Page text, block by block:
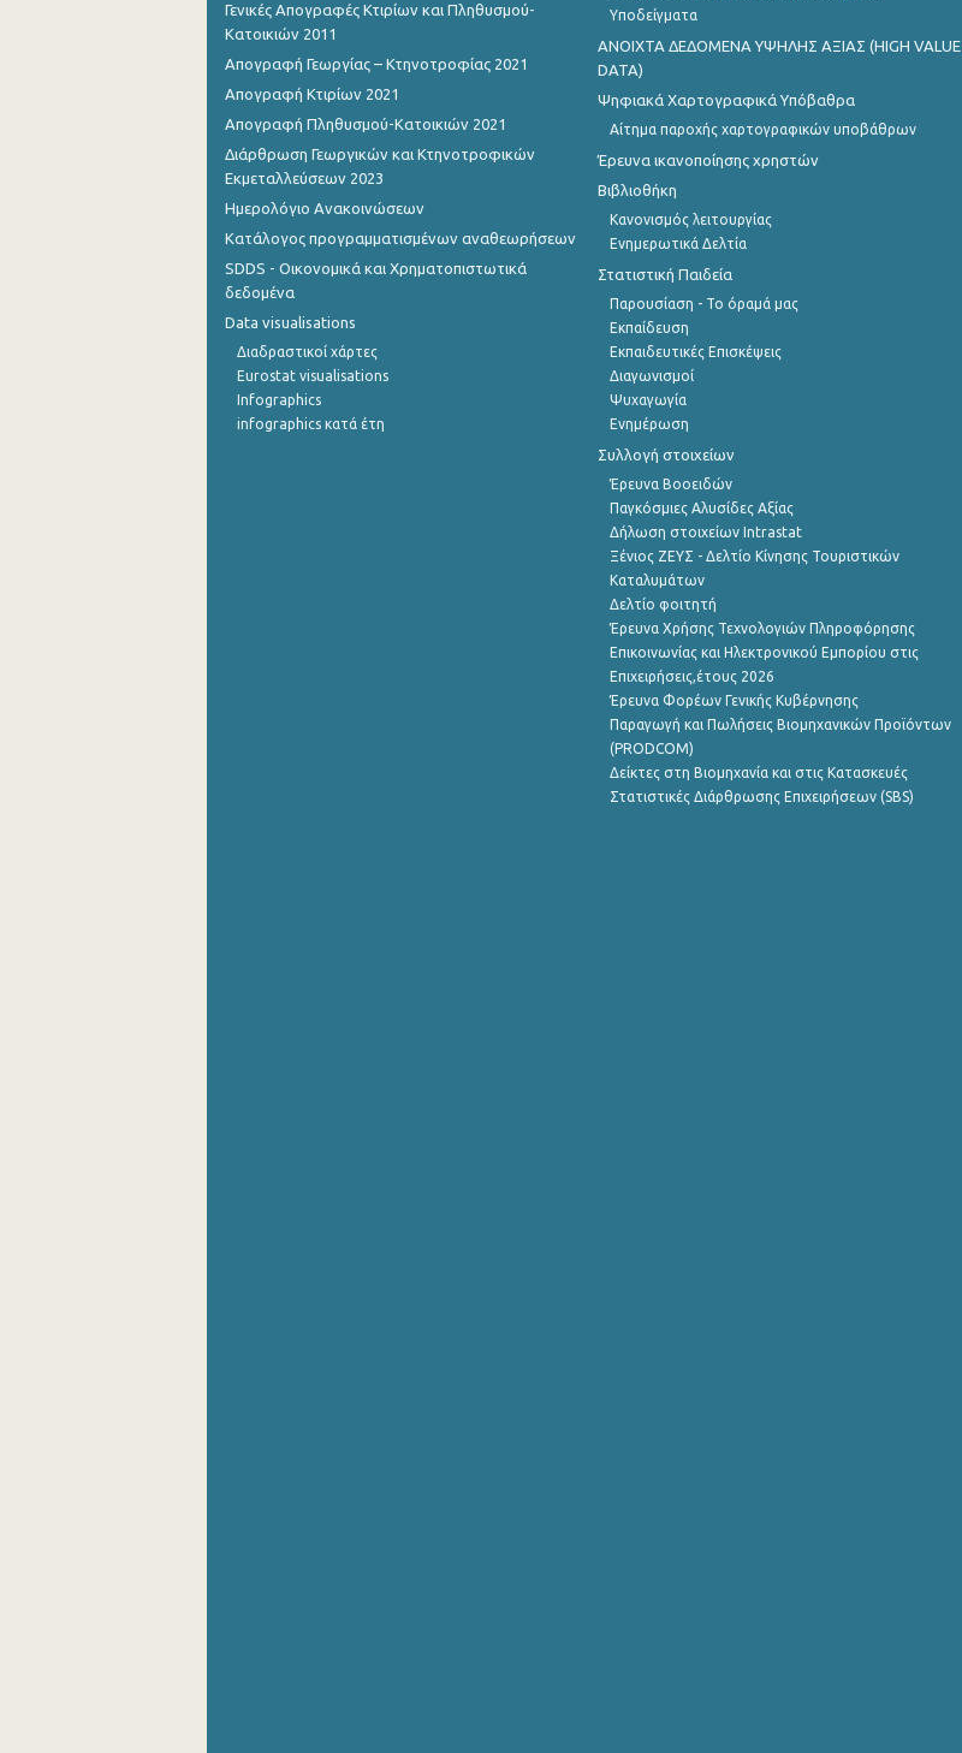
Γενικές Απογραφές Κτιρίων και Πληθυσμού-
Κατοικιών 2011
Απογραφή Γεωργίας – Κτηνοτροφίας 2021
Απογραφή Κτιρίων 2021
Απογραφή Πληθυσμού-Κατοικιών 2021
Διάρθρωση Γεωργικών και Κτηνοτροφικών
Εκμεταλλεύσεων 2023
Ημερολόγιο Ανακοινώσεων
Κατάλογος προγραμματισμένων αναθεωρήσεων
SDDS - Οικονομικά και Χρηματοπιστωτικά
δεδομένα
Data visualisations
Διαδραστικοί χάρτες
Eurostat visualisations
Infographics
infographics κατά έτη
Υποδείγματα
ANOIXTA ΔΕΔΟΜΕΝΑ ΥΨΗΛΗΣ ΑΞΙΑΣ (HIGH VALUE
DATA)
Ψηφιακά Χαρτογραφικά Υπόβαθρα
Αίτημα παροχής χαρτογραφικών υποβάθρων
Έρευνα ικανοποίησης χρηστών
Βιβλιοθήκη
Κανονισμός λειτουργίας
Ενημερωτικά Δελτία
Στατιστική Παιδεία
Παρουσίαση - Το όραμά μας
Εκπαίδευση
Εκπαιδευτικές Επισκέψεις
Διαγωνισμοί
Ψυχαγωγία
Ενημέρωση
Συλλογή στοιχείων
Έρευνα Βοοειδών
Παγκόσμιες Αλυσίδες Αξίας
Δήλωση στοιχείων Intrastat
Ξένιος ΖΕΥΣ - Δελτίο Κίνησης Τουριστικών
Καταλυμάτων
Δελτίο φοιτητή
Έρευνα Χρήσης Τεχνολογιών Πληροφόρησης
Επικοινωνίας και Ηλεκτρονικού Εμπορίου στις
Επιχειρήσεις,έτους 2026
Έρευνα Φορέων Γενικής Κυβέρνησης
Παραγωγή και Πωλήσεις Βιομηχανικών Προϊόντων
(PRODCOM)
Δείκτες στη Βιομηχανία και στις Κατασκευές
Στατιστικές Διάρθρωσης Επιχειρήσεων (SBS)